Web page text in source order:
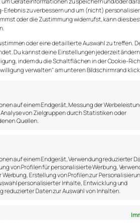
Erlebnis zu verbessern und um (nicht)
oder die Zustimmung widerrufst, kann dies
oder eine detaillierte Auswahl zu treffen.
Du kannst deine Einstellungen jederzeit
indem du die Schaltflächen in der Cookie-
verwalten" am unteren Bildschirmrand
auf einem Endgerät, Messung der
von Zielgruppen durch Statistiken oder
Quellen.
auf einem Endgerät, Verwendung reduzierter
von Profilen für personalisierte Werbung,
Erstellung von Profilen zur
personalisierter Inhalte, Entwicklung und
reduzierter Daten zur Auswahl von Inhalten.
man mithilfe von 5